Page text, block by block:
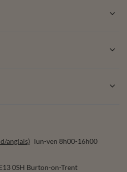
anglais) lun-ven 8h00-16h00
0SH Burton-on-Trent